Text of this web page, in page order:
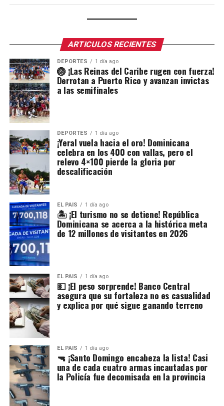
ARTICULOS RECIENTES
DEPORTES 1 día ago
🏐 ¡Las Reinas del Caribe rugen con fuerza!
Derrotan a Puerto Rico y avanzan invictas
a las semifinales
DEPORTES 1 día ago
¡Yeral vuela hacia el oro! Dominicana
celebra en los 400 con vallas, pero el
relevo 4×100 pierde la gloria por
descalificación
EL PAIS 1 día ago
🏝️ ¡El turismo no se detiene! República
Dominicana se acerca a la histórica meta
de 12 millones de visitantes en 2026
EL PAIS 1 día ago
💵 ¡El peso sorprende! Banco Central
asegura que su fortaleza no es casualidad
y explica por qué sigue ganando terreno
EL PAIS 1 día ago
🔫 ¡Santo Domingo encabeza la lista! Casi
una de cada cuatro armas incautadas por
la Policía fue decomisada en la provincia